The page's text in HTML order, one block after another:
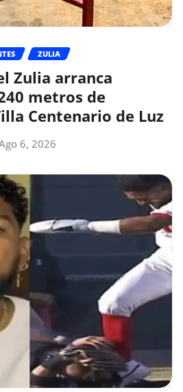
ZULIA
Zulia arranca
metros de
Centenario de Luz
6, 2026